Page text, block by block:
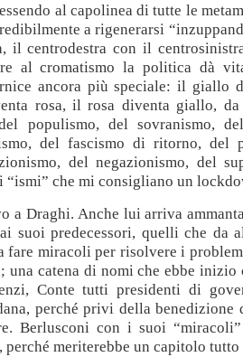
al capolinea di tutte le
a rigenerarsi
il centrodestra con il
al cromatismo la politica dà
ancora più speciale: il giallo
rosa, il rosa diventa giallo,
populismo, del sovranismo,
del fascismo di ritorno, del
del negazionismo, del
“ismi” che mi consigliano un
a Draghi. Anche lui arriva
suoi predecessori, quelli che da
fare miracoli per risolvere i
una catena di nomi che ebbe inizio
Conte tutti presidenti di
perché privi della benedizione
Berlusconi con i suoi
perché meriterebbe un capitolo tutto